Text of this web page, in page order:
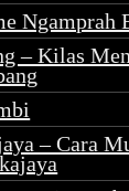
Ngamprah
– Kilas
– Cara